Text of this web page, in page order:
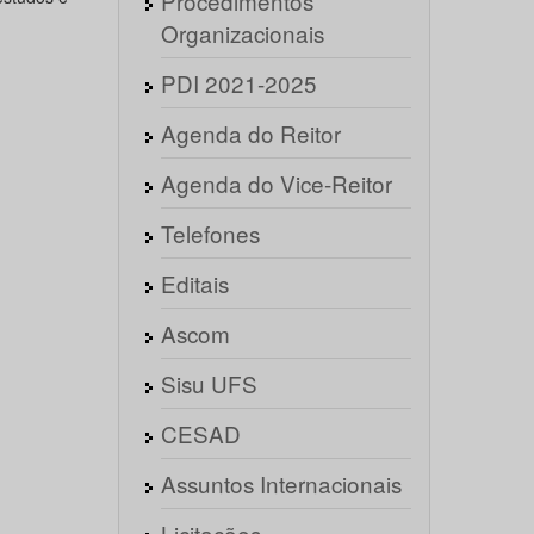
Organizacionais
PDI 2021-2025
Agenda do Reitor
Agenda do Vice-Reitor
Telefones
Editais
Ascom
Sisu UFS
CESAD
Assuntos Internacionais